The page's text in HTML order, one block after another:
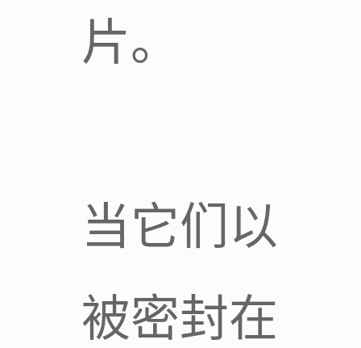
片。
当它们以
被密封在